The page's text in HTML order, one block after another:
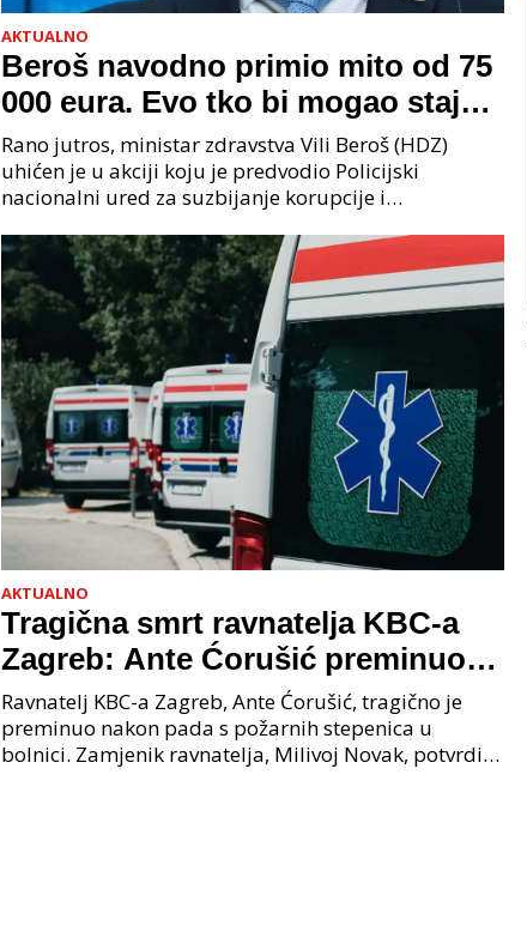
AKTUALNO
Beroš navodno primio mito od 75
000 eura. Evo tko bi mogao stajati
na čelu zločinačkog udruženja
Rano jutros, ministar zdravstva Vili Beroš (HDZ)
uhićen je u akciji koju je predvodio Policijski
nacionalni ured za suzbijanje korupcije i
priopćenju USKOK
AKTUALNO
Tragična smrt ravnatelja KBC-a
Zagreb: Ante Ćorušić preminuo
nakon pada u bolnici, policija na
mjestu događaja
Ravnatelj KBC-a Zagreb, Ante Ćorušić, tragično je
preminuo nakon pada s požarnih stepenica u
bolnici. Zamjenik ravnatelja, Milivoj Novak, potvrdio